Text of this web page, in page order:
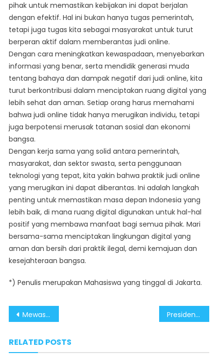
pihak untuk memastikan kebijakan ini dapat berjalan
dengan efektif. Hal ini bukan hanya tugas pemerintah,
tetapi juga tugas kita sebagai masyarakat untuk turut
berperan aktif dalam memberantas judi online.
Dengan cara meningkatkan kewaspadaan, menyebarkan
informasi yang benar, serta mendidik generasi muda
tentang bahaya dan dampak negatif dari judi online, kita
turut berkontribusi dalam menciptakan ruang digital yang
lebih sehat dan aman. Setiap orang harus memahami
bahwa judi online tidak hanya merugikan individu, tetapi
juga berpotensi merusak tatanan sosial dan ekonomi
bangsa.
Dengan kerja sama yang solid antara pemerintah,
masyarakat, dan sektor swasta, serta penggunaan
teknologi yang tepat, kita yakin bahwa praktik judi online
yang merugikan ini dapat diberantas. Ini adalah langkah
penting untuk memastikan masa depan Indonesia yang
lebih baik, di mana ruang digital digunakan untuk hal-hal
positif yang membawa manfaat bagi semua pihak. Mari
bersama-sama menciptakan lingkungan digital yang
aman dan bersih dari praktik ilegal, demi kemajuan dan
kesejahteraan bangsa.
*) Penulis merupakan Mahasiswa yang tinggal di Jakarta.
Post
Mewaspadai Seruan Demonstrasi Penolakan Penundaan CASN 2024 Presiden Prabowo Buktikan Janji Swasembada Pangan dan Air
RELATED POSTS